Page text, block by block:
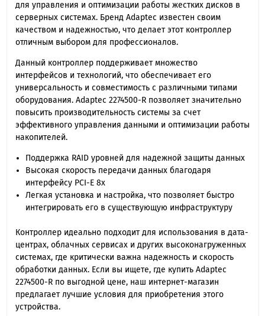
для управления и оптимизации работы жестких дисков в
серверных системах. Бренд Adaptec известен своим
качеством и надежностью, что делает этот контроллер
отличным выбором для профессионалов.
Данный контроллер поддерживает множество
интерфейсов и технологий, что обеспечивает его
универсальность и совместимость с различными типами
оборудования. Adaptec 2274500-R позволяет значительно
повысить производительность системы за счет
эффективного управления данными и оптимизации работы
накопителей.
Поддержка RAID уровней для надежной защиты данных
Высокая скорость передачи данных благодаря
интерфейсу PCI-E 8x
Легкая установка и настройка, что позволяет быстро
интегрировать его в существующую инфраструктуру
Контроллер идеально подходит для использования в дата-
центрах, облачных сервисах и других высоконагруженных
системах, где критически важна надежность и скорость
обработки данных. Если вы ищете, где купить Adaptec
2274500-R по выгодной цене, наш интернет-магазин
предлагает лучшие условия для приобретения этого
устройства.